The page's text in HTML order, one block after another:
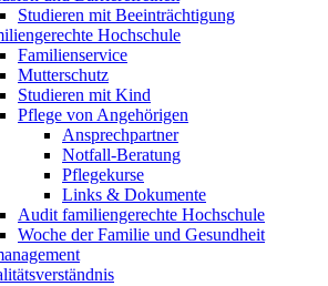
Studieren mit Beeinträchtigung
Hochschule
Familienservice
Mutterschutz
Studieren mit Kind
Pflege von Angehörigen
Ansprechpartner
Notfall-Beratung
Pflegekurse
Links & Dokumente
Audit familiengerechte Hochschule
Woche der Familie und Gesundheit